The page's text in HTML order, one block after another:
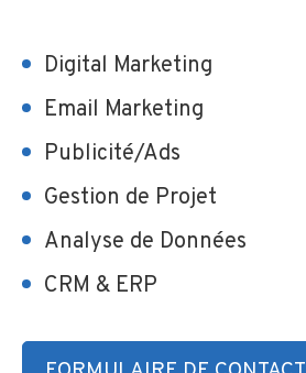
Digital Marketing
Email Marketing
Publicité/Ads
Gestion de Projet
Analyse de Données
CRM & ERP